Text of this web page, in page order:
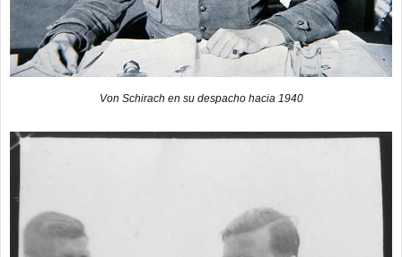
Von Schirach en su despacho hacia 1940